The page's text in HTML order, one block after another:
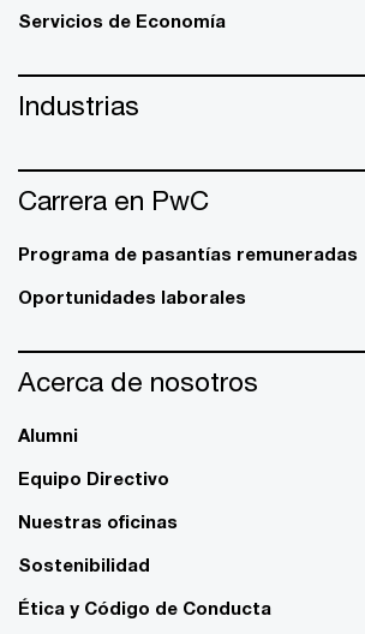
Servicios de Economía
Industrias
Carrera en PwC
Programa de pasantías remuneradas
Oportunidades laborales
Acerca de nosotros
Alumni
Equipo Directivo
Nuestras oficinas
Sostenibilidad
Ética y Código de Conducta